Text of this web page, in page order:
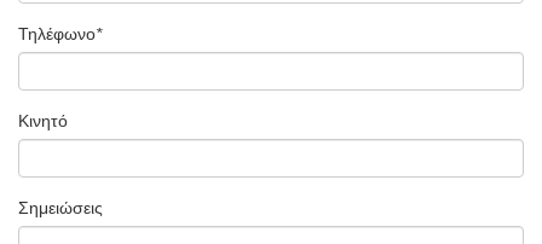
Τηλέφωνο*
Κινητό
Σημειώσεις